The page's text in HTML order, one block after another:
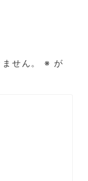
せん。 ※ が